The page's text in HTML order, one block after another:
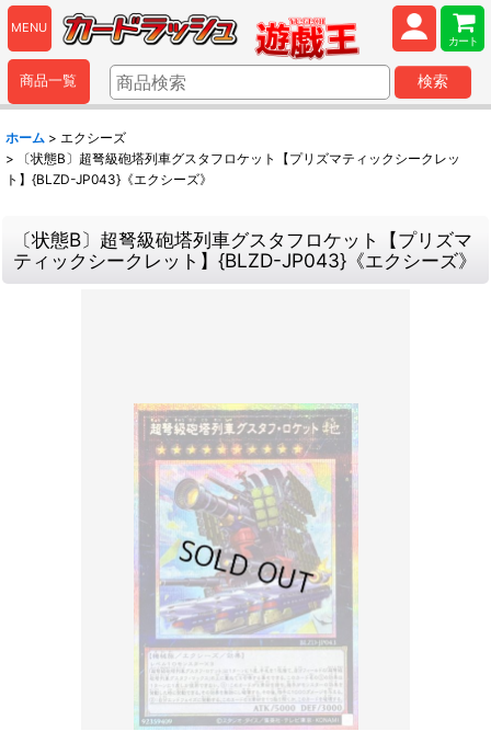
MENU
カート
商品一覧 検索
ホーム > エクシーズ
>
〔状態B〕超弩級砲塔列車グスタフロケット【プリズマティックシークレッ
ト】{BLZD-JP043}《エクシーズ》
〔状態B〕超弩級砲塔列車グスタフロケット【プリズマ
ティックシークレット】{BLZD-JP043}《エクシーズ》